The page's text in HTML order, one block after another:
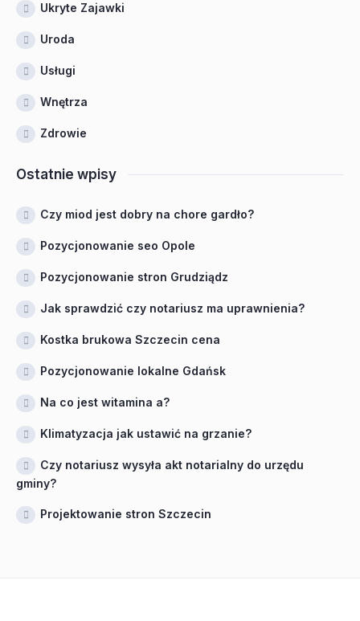
Ukryte Zajawki
Uroda
Usługi
Wnętrza
Zdrowie
Ostatnie wpisy
Czy miod jest dobry na chore gardło?
Pozycjonowanie seo Opole
Pozycjonowanie stron Grudziądz
Jak sprawdzić czy notariusz ma uprawnienia?
Kostka brukowa Szczecin cena
Pozycjonowanie lokalne Gdańsk
Na co jest witamina a?
Klimatyzacja jak ustawić na grzanie?
Czy notariusz wysyła akt notarialny do urzędu
gminy?
Projektowanie stron Szczecin